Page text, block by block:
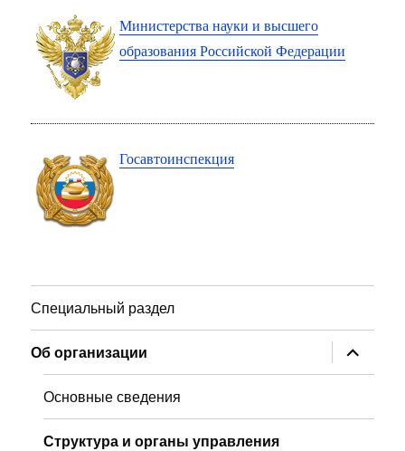
Министерства науки и высшего
образования Российской Федерации
Госавтоинспекция
Специальный раздел
Об организации раскрыть
дочернее
меню
Основные сведения
Структура и органы управления